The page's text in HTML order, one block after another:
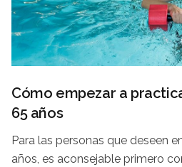
Cómo empezar a
65 años
Para las personas que deseen
años, es aconsejable primero